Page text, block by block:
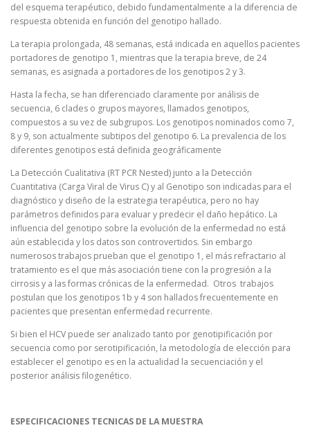
del esquema terapéutico, debido fundamentalmente a la diferencia de
respuesta obtenida en función del genotipo hallado.
La terapia prolongada, 48 semanas, está indicada en aquellos pacientes
portadores de genotipo 1, mientras que la terapia breve, de 24
semanas, es asignada a portadores de los genotipos 2 y 3.
Hasta la fecha, se han diferenciado claramente por análisis de
secuencia, 6 clades o grupos mayores, llamados genotipos,
compuestos a su vez de subgrupos. Los genotipos nominados como 7,
8 y 9, son actualmente subtipos del genotipo 6. La prevalencia de los
diferentes genotipos está definida geográficamente
La Detección Cualitativa (RT PCR Nested) junto a la Detección
Cuantitativa (Carga Viral de Virus C) y al Genotipo son indicadas para el
diagnóstico y diseño de la estrategia terapéutica, pero no hay
parámetros definidos para evaluar y predecir el daño hepático. La
influencia del genotipo sobre la evolución de la enfermedad no está
aún establecida y los datos son controvertidos. Sin embargo
numerosos trabajos prueban que el genotipo 1, el más refractario al
tratamiento es el que más asociación tiene con la progresión a la
cirrosis y a las formas crónicas de la enfermedad. Otros trabajos
postulan que los genotipos 1b y 4 son hallados frecuentemente en
pacientes que presentan enfermedad recurrente.
Si bien el HCV puede ser analizado tanto por genotipificación por
secuencia como por serotipificación, la metodología de elección para
establecer el genotipo es en la actualidad la secuenciación y el
posterior análisis filogenético.
ESPECIFICACIONES TECNICAS DE LA MUESTRA